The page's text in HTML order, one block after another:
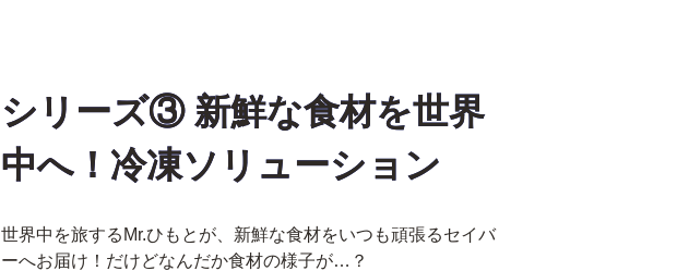
シリーズ③ 新鮮な食材を世界
中へ！冷凍ソリューション
世界中を旅するMr.ひもとが、新鮮な食材をいつも頑張るセイバ
ーへお届け！だけどなんだか食材の様子が…？